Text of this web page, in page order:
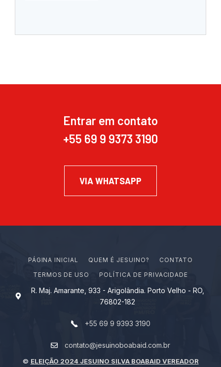
Entrar em contato
+55 69 9 9373 3190
VIA WHATSAPP
PÁGINA INICIAL Q U EM É J ES U I N O?
CONTATO
TERMOS DE USO
POLÍTICA DE PRIVACIDADE
R. Maj. Amarante, 933 - Arigolândia. Porto Velho - RO,
76802-182
+55 69 9 9393 3190
contato@jesuinoboabaid.com.br
© ELEIÇÃO 2024 JESUINO SILVA BOABAID VEREADOR